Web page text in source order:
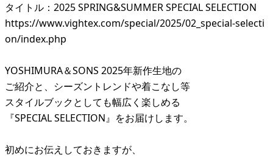
タイトル：2025 SPRING&SUMMER SPECIAL SELECTION
https://www.vightex.com/special/2025/02_special-selecti
on/index.php
YOSHIMURA＆SONS 2025年新作生地の
ご紹介と、シーズントレンドや着こなし等
スタイルブックとしても幅広く楽しめる
『SPECIAL SELECTION』をお届けします。
初めにお伝えしておきますが、